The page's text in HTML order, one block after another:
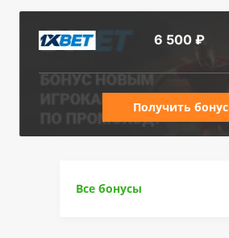
6 500 ₽
Получить бонус
Все бонусы